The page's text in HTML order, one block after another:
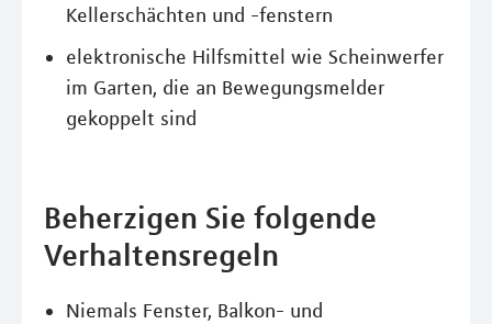
Kellerschächten und -fenstern
elektronische Hilfsmittel wie Scheinwerfer
im Garten, die an Bewegungsmelder
gekoppelt sind
Beherzigen Sie folgende
Verhaltensregeln
Niemals Fenster, Balkon- und